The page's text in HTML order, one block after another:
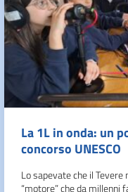
La 1L in onda: un
concorso UNESCO
Lo sapevate che il Tevere
“motore” che da millenni